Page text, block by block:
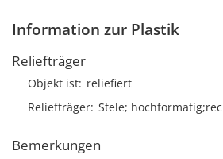
Information zur Plastik
Reliefträger
Objekt ist reliefiert
Reliefträger Stele;
Bemerkungen